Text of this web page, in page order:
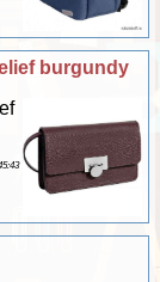
burgundy